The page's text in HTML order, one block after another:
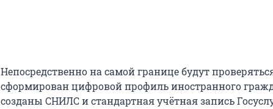
Непосредственно на самой границе будут
сформирован цифровой профиль иностранного
созданы СНИЛС и стандартная учётная запись